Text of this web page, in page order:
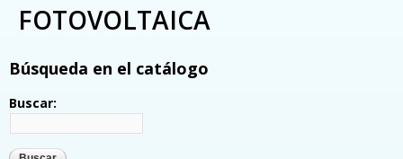
FOTOVOLTAICA
Búsqueda en el catálogo
Buscar: